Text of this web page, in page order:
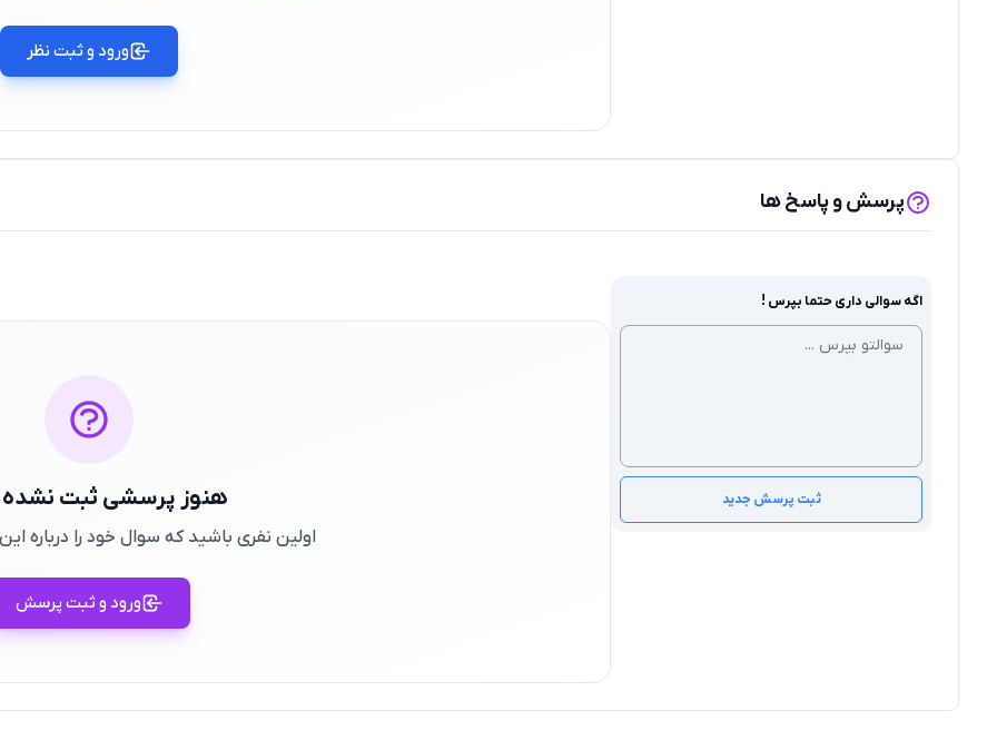
ورود و ثبت نظر
پرسش و پاسخ ها
اگه سوالی داری حتما بپرس !
ثبت پرسش جدید هنوز پرسشی ثبت
اولین نفری باشید که سوال خود را درباره
ورود و ثبت پرسش